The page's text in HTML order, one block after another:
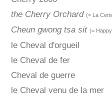
the Cherry Orchard (= La
Cheun gwong tsa sit (=
le Cheval d'orgueil
le Cheval de fer
Cheval de guerre
le Cheval venu de la mer